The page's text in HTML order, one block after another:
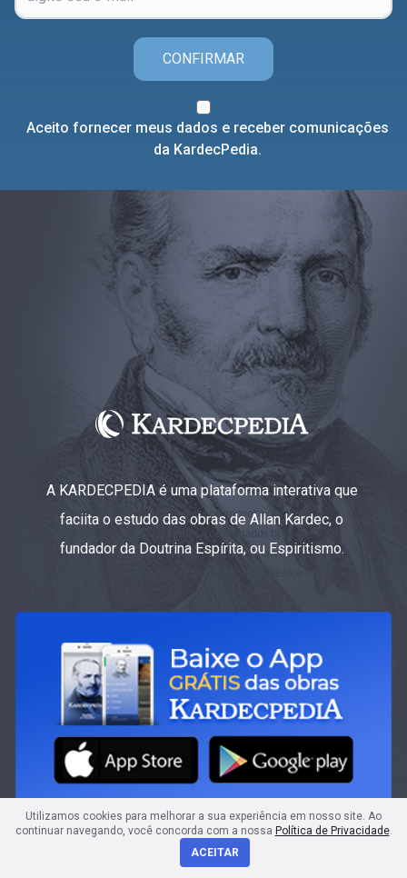
CONFIRMAR
Aceito fornecer meus dados e receber comunicações
da KardecPedia.
A KARDECPEDIA é uma plataforma interativa que
faciita o estudo das obras de Allan Kardec, o
fundador da Doutrina Espírita, ou Espiritismo.
Utilizamos cookies para melhorar a sua experiência em nosso site. Ao
continuar navegando, você concorda com a nossa Política de Privacidade.
ACEITAR